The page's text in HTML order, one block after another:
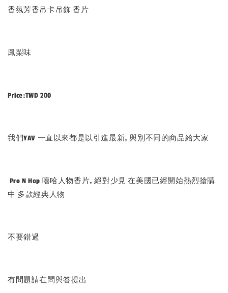
香氛芳香吊卡吊飾 香片
鳳梨味
Price:TWD 200
我們YAV 一直以來都是以引進最新, 與別不同的商品給大家
Pro N Hop 嘻哈人物香片, 絕對少見 在美國已經開始熱烈搶購
中 多款經典人物
不要錯過
有問題請在問與答提出